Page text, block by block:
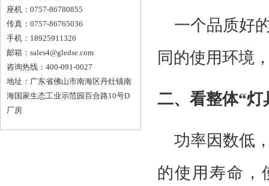
座机：0757-86780855
传真：0757-86765036
手机：18925911326
邮箱： sales4@gledse.com
咨询热线：400-091-0027
地址：广东省佛山市南海区丹灶镇南
海国家生态工业示范园百合路10号D
厂房
一个品质好
同的使用环境
二、看整体“灯
功率因数低
的使用寿命，